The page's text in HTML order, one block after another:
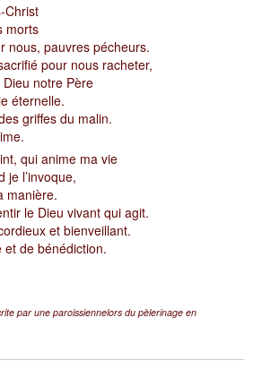
Christ
morts
nous, pauvres pécheurs.
pour nous racheter,
notre Père
éternelle.
griffes du malin.
qui anime ma vie
je l’invoque,
manière.
le Dieu vivant qui agit.
et bienveillant.
de bénédiction.
par une paroissiennelors du pèlerinage en